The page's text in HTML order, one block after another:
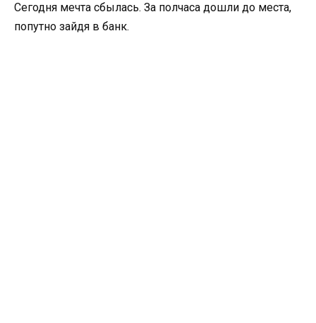
Сегодня мечта сбылась. За полчаса дошли до места,
попутно зайдя в банк.